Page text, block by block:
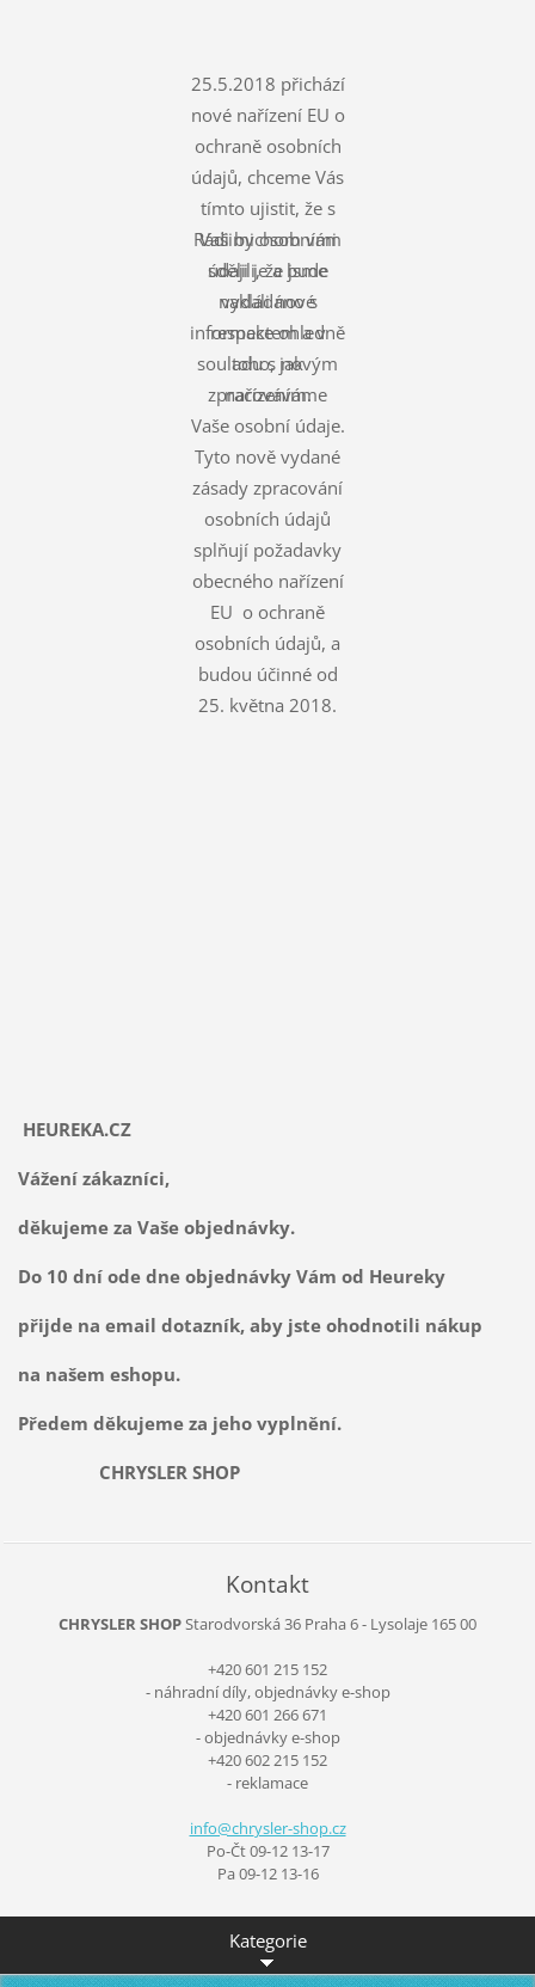
25.5.2018 přichází
nové nařízení EU o
ochraně osobních
údajů, chceme Vás
tímto ujistit, že s
Vašimi osobními
údaji je a bude
nakládáno s
respektem a v
souladu s novým
nařízením.
Rádi bychom vám
sdělili, že jsme
vydali nové
informace ohledně
toho, jak
zpracováváme
Vaše osobní údaje.
Tyto nově vydané
zásady zpracování
osobních údajů
splňují požadavky
obecného nařízení
EU o ochraně
osobních údajů, a
budou účinné od
25. května 2018.
HEUREKA.CZ
Vážení zákazníci,
děkujeme za Vaše objednávky.
Do 10 dní ode dne objednávky Vám od Heureky
přijde na email dotazník, aby jste ohodnotili nákup
na našem eshopu.
Předem děkujeme za jeho vyplnění.
CHRYSLER SHOP
Kontakt
CHRYSLER SHOPStarodvorská 36 Praha 6 - Lysolaje 165 00
+420 601 215 152
- náhradní díly, objednávky e-shop
+420 601 266 671
- objednávky e-shop
+420 602 215 152
- reklamace
info@chrysler-shop.cz
Po-Čt 09-12 13-17
Pa 09-12 13-16
Kategorie